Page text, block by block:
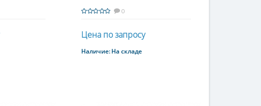
0
Цена по запросу
Купить
Наличие:На складе